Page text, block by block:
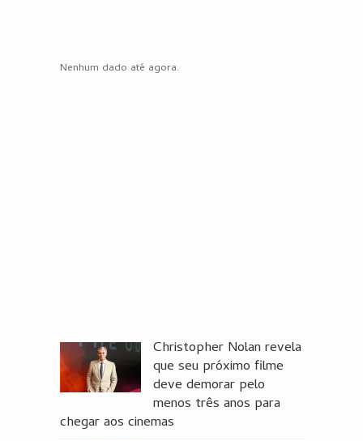
Nenhum dado até agora.
Christopher Nolan revela
que seu próximo filme
deve demorar pelo
menos três anos para
chegar aos cinemas